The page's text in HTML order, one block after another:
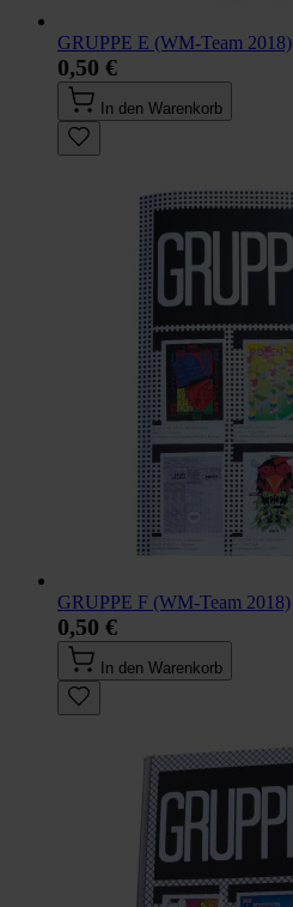
GRUPPE E (WM-Team 2018)
0,50 €
In den Warenkorb
GRUPPE F (WM-Team 2018)
0,50 €
In den Warenkorb